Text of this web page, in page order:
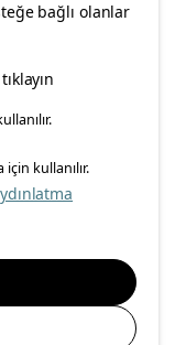
özel hizmet ve
bağlı olanlar
kullanılır.